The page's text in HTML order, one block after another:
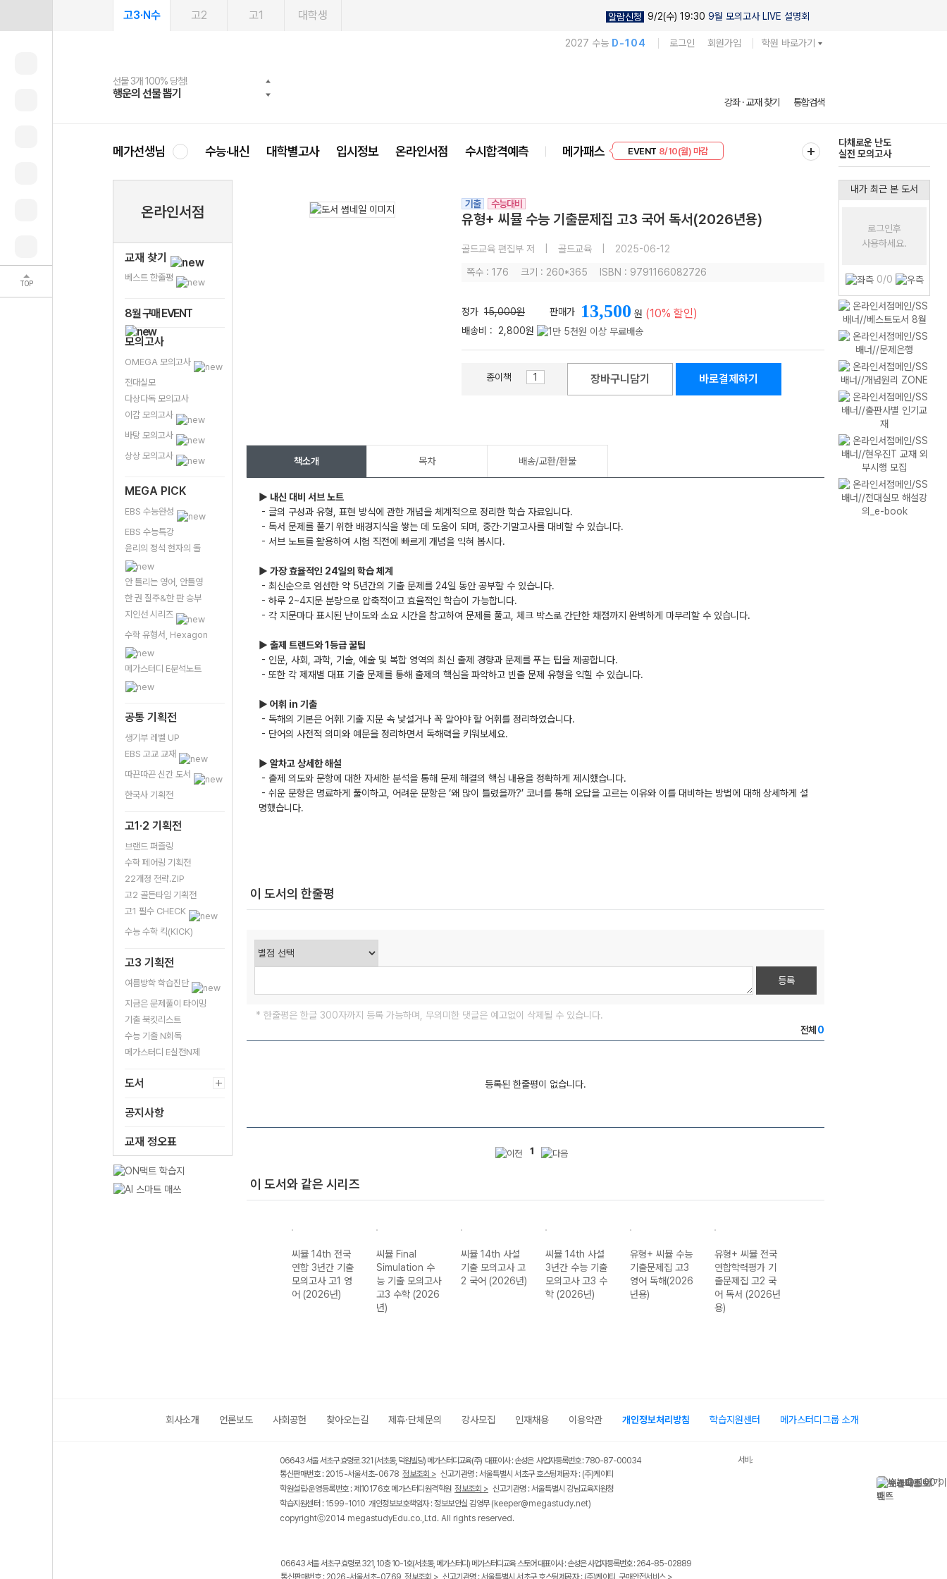
TOP
고3·N수 고2 고1 대학생 알람신청 9/2(수) 19:30 9월 모의고사 LIVE 설명회
2027 수능 D-104 로그인 회원가입 학원 바로가기
선물 3개 100% 당첨!
행운의 선물 뽑기
선물 100% 증정!
메가스터디 X 올리브
여름방학 스터디 캐시백
메가런 썸머스쿨
2027 러셀 단과
강사 공개선발
스마트러닝앱
설문 EVENT
메가패스
3일 무료 체험권
메가패스 수강생 무료혜택!
메가클럽 멤버십
사회공헌 캠페인
희망이룸 메가나눔
강좌 · 교재 찾기 통합검색
메가선생님 수능·내신 대학별고사 입시정보 온라인서점 수시합격예측 메가패스
EVENT 8/10(월) 마감
다채로운 난도
실전 모의고사
온라인서점
교재 찾기
베스트 한줄평
8월 구매 EVENT
모의고사
OMEGA 모의고사
전대실모
다상다독 모의고사
이감 모의고사
바탕 모의고사
상상 모의고사
MEGA PICK
EBS 수능완성
EBS 수능특강
윤리의 정석 현자의 돌
안 틀리는 영어, 안틀영
한 권 질주&한 판 승부
지인선 시리즈
수학 유형서, Hexagon
메가스터디 E분석노트
공통 기획전
생기부 레벨 UP
EBS 고교 교재
따끈따끈 신간 도서
한국사 기획전
고1·2 기획전
브랜드 퍼즐링
수학 페어링 기획전
22개정 전략.ZIP
고2 골든타임 기획전
고1 필수 CHECK
수능 수학 킥(KICK)
고3 기획전
여름방학 학습진단
지금은 문제풀이 타이밍
기출 북킷리스트
수능 기출 N회독
메가스터디 E실전N제
도서
공지사항
교재 정오표
기출 수능대비
유형+ 씨뮬 수능 기출문제집 고3 국어 독서(2026년용)
골드교육 편집부 저 골드교육 2025-06-12
쪽수 : 176 크기 : 260*365 ISBN : 9791166082726
정가 15,000원 판매가 13,500 원 (10% 할인)
배송비 : 2,800원
종이책 장바구니담기 바로결제하기
책소개 목차 배송/교환/환불
▶ 내신 대비 서브 노트
- 글의 구성과 유형, 표현 방식에 관한 개념을 체계적으로 정리한 학습 자료입니다.
- 독서 문제를 풀기 위한 배경지식을 쌓는 데 도움이 되며, 중간·기말고사를 대비할 수 있습니다.
- 서브 노트를 활용하여 시험 직전에 빠르게 개념을 익혀 봅시다.
▶ 가장 효율적인 24일의 학습 체계
- 최신순으로 엄선한 약 5년간의 기출 문제를 24일 동안 공부할 수 있습니다.
- 하루 2~4지문 분량으로 압축적이고 효율적인 학습이 가능합니다.
- 각 지문마다 표시된 난이도와 소요 시간을 참고하여 문제를 풀고, 체크 박스로 간단한 채점까지 완벽하게 마무리할 수 있습니다.
▶ 출제 트렌드와 1등급 꿀팁
- 인문, 사회, 과학, 기술, 예술 및 복합 영역의 최신 출제 경향과 문제를 푸는 팁을 제공합니다.
- 또한 각 제재별 대표 기출 문제를 통해 출제의 핵심을 파악하고 빈출 문제 유형을 익힐 수 있습니다.
▶ 어휘 in 기출
- 독해의 기본은 어휘! 기출 지문 속 낯설거나 꼭 알아야 할 어휘를 정리하였습니다.
- 단어의 사전적 의미와 예문을 정리하면서 독해력을 키워보세요.
▶ 알차고 상세한 해설
- 출제 의도와 문항에 대한 자세한 분석을 통해 문제 해결의 핵심 내용을 정확하게 제시했습니다.
- 쉬운 문항은 명료하게 풀이하고, 어려운 문항은 ‘왜 많이 틀렸을까?’ 코너를 통해 오답을 고르는 이유와 이를 대비하는 방법에 대해 상세하게 설
명했습니다.
이 도서의 한줄평
등록
* 한줄평은 한글 300자까지 등록 가능하며, 무의미한 댓글은 예고없이 삭제될 수 있습니다.
전체 0
등록된 한줄평이 없습니다.
1
이 도서와 같은 시리즈
씨뮬 14th 전국
연합 3년간 기출
모의고사 고1 영
어 (2026년)
씨뮬 Final
Simulation 수
능 기출 모의고사
고3 수학 (2026
년)
씨뮬 14th 사설
기출 모의고사 고
2 국어 (2026년)
씨뮬 14th 사설
3년간 수능 기출
모의고사 고3 수
학 (2026년)
유형+ 씨뮬 수능
기출문제집 고3
영어 독해(2026
년용)
유형+ 씨뮬 전국
연합학력평가 기
출문제집 고2 국
어 독서 (2026년
용)
내가 최근 본 도서
로그인후
사용하세요.
0/0
회사소개 언론보도 사회공헌 찾아오는길 제휴·단체문의 강사모집 인재채용 이용약관 개인정보처리방침 학습지원센터 메가스터디그룹 소개
06643 서울 서초구 효령로 321 (서초동, 덕원빌딩) 메가스터디교육(주) 대표이사 : 손성은 사업자등록번호 : 780-87-00034
통신판매번호 : 2015-서울서초-0678 정보조회 > 신고기관명 : 서울특별시 서초구 호스팅제공자 : (주)케이티
학원설립·운영등록번호 : 제10176호 메가스터디원격학원 정보조회 > 신고기관명 : 서울특별시 강남교육지원청
학습지원센터 : 1599-1010 개인정보보호책임자 : 정보보안실 김영무(keeper@megastudy.net)
copyrightⓒ2014 megastudyEdu.co.,Ltd. All rights reserved.
서비스 가입사실 확인
06643 서울 서초구 효령로 321, 10층 10-1호(서초동, 메가스터디) 메가스터디교육 스토어 대표이사 : 손성은 사업자등록번호 : 264-85-02889
통신판매번호 : 2026-서울서초-0769 정보조회 > 신고기관명 : 서울특별시 서초구 호스팅제공자 : (주)케이티 구매안전서비스 >